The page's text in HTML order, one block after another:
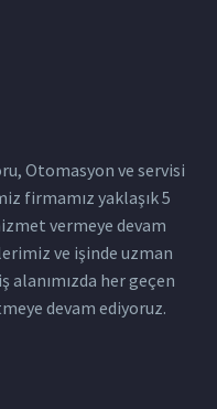
Otomasyon ve servisi
firmamız yaklaşık 5
vermeye devam
ve işinde uzman
her geçen
devam ediyoruz.